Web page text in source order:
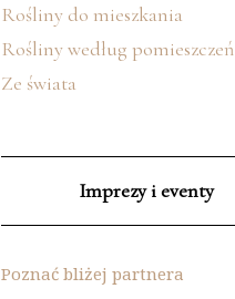
Rośliny do mieszkania
Rośliny według pomieszczeń
Ze świata
Imprezy i eventy
Poznać bliżej partnera